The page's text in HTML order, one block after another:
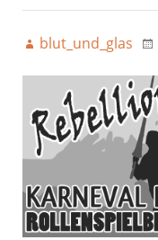
blut_und_glas